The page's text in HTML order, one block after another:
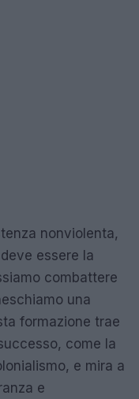
nonviolenta,
essere la
combattere
una
formazione trae
come la
e mira a
e